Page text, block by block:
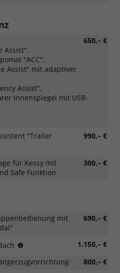
Notrad)
650,– €
Assist",
"ACC",
Assist" mit adaptiver
Assist",
Innenspiegel mit USB-
990,– €
"Trailer
300,– €
für Kessy mit
Safe Funktion
690,– €
mit
1.150,– €
Verbindung
800,– €